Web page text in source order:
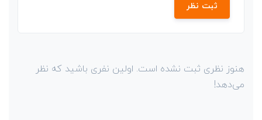
ثبت نظر
هنوز نظری ثبت نشده است. اولین نفری باشید که نظر
می‌دهد!